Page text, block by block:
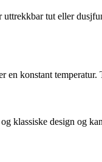
tut eller
konstant
klassiske design og